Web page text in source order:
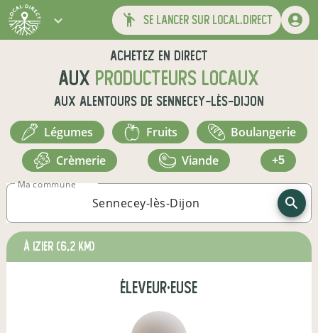
se lancer sur local.direct
Achetez en direct
aux producteurs locaux
aux alentours de Sennecey-lès-Dijon
légumes fruits
boulangerie
crèmerie
viande +5
Ma commune
à Izier (6,2 km)
éleveur·euse